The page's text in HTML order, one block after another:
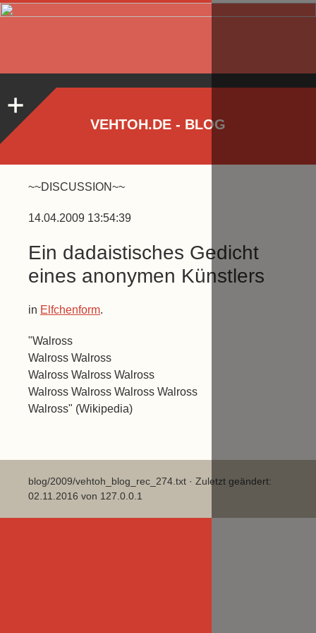
VEHTOH.DE - BLOG
~~DISCUSSION~~
14.04.2009 13:54:39
Ein dadaistisches Gedicht
eines anonymen Künstlers
in Elfchenform.
"Walross
Walross Walross
Walross Walross Walross
Walross Walross Walross Walross
Walross" (Wikipedia)
blog/2009/vehtoh_blog_rec_274.txt · Zuletzt geändert:
02.11.2016 von 127.0.0.1